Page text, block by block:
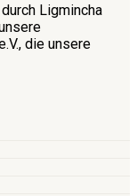
Ligmincha
die unsere